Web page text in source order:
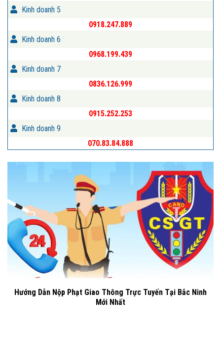
Kinh doanh 5
0918.247.889
Kinh doanh 6
0968.199.439
Kinh doanh 7
0836.126.999
Kinh doanh 8
0915.252.253
Kinh doanh 9
070.83.84.888
Hướng Dẫn Nộp Phạt Giao Thông Trực Tuyến Tại Bắc Ninh
Mới Nhất